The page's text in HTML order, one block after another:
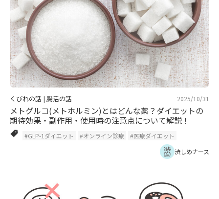
くびれの話 | 腸活の話 2025/10/31
メトグルコ(メトホルミン)とはどんな薬？ダイエットの
期待効果・副作用・使用時の注意点について解説！
#GLP-1ダイエット #オンライン診療
#医療ダイエット
渋しめナース